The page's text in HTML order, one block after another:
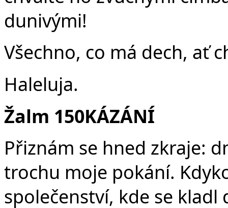
dunivými!
Všechno, co má dech, ať
Haleluja.
Žalm 150KÁZÁNÍ
Přiznám se hned zkraje:
trochu moje pokání.
společenství, kde se